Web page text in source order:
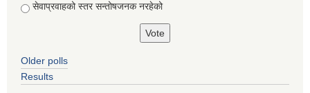
सेवाप्रवाहको स्तर सन्तोषजनक नरहेको
Older polls
Results